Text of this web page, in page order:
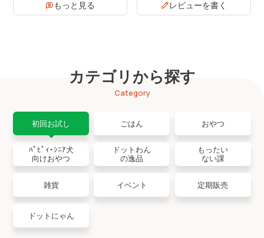
もっと見る レビューを書く
カテゴリから探す
Category
初回お試し ごはん おやつ
ﾊﾟﾋﾟｨ・ｼﾆｱ犬
向けおやつ
ドットわん
の逸品
もったい
ない課
雑貨 イベント 定期販売
ドットにゃん